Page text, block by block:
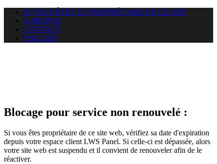
SI VOUS ÊTES LE PROPRIÉTAIRE DE CE SITE
A PROPOS
CONTACT
ENGLISH
Blocage pour service non renouvelé :
Si vous êtes propriétaire de ce site web, vérifiez sa date d'expiration
depuis votre espace client LWS Panel. Si celle-ci est dépassée, alors
votre site web est suspendu et il convient de renouveler afin de le
réactiver.